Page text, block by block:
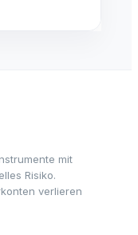
mit
Risiko.
verlieren